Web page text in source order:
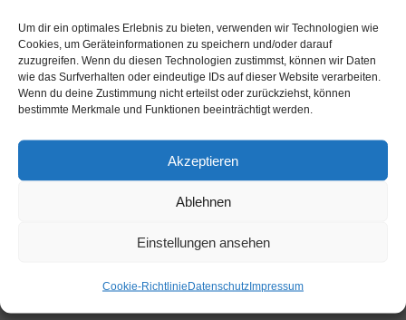
Um dir ein optimales Erlebnis zu bieten, verwenden wir Technologien wie
Cookies, um Geräteinformationen zu speichern und/oder darauf
zuzugreifen. Wenn du diesen Technologien zustimmst, können wir Daten
wie das Surfverhalten oder eindeutige IDs auf dieser Website verarbeiten.
Wenn du deine Zustimmung nicht erteilst oder zurückziehst, können
bestimmte Merkmale und Funktionen beeinträchtigt werden.
Akzeptieren
Ablehnen
Einstellungen ansehen
Cookie-RichtlinieDatenschutzImpressum
Unser aktueller Zubehörkatalog.